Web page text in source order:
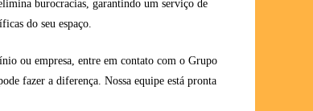
burocracias, garantindo um serviço de
do seu espaço.
ou empresa, entre em contato com o Grupo
fazer a diferença. Nossa equipe está pronta